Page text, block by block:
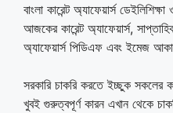
বাংলা কারেন্ট অ্যাফেয়ার্স
আজকের কারেন্ট অ্যাফেয়ার্স,
অ্যাফেয়ার্স পিডিএফ এবং ইমেজ
সরকারি চাকরি করতে ইচ্ছুক সকলের
খুবই গুরুত্বপূর্ণ কারন এখান থেকে